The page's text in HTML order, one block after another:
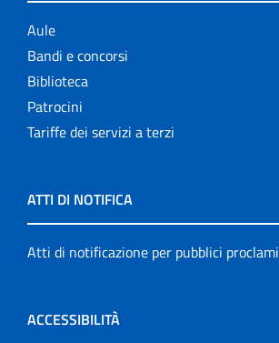
Aule
Bandi e concorsi
Biblioteca
Patrocini
Tariffe dei servizi a terzi
ATTI DI NOTIFICA
Atti di notificazione per pubblici proclami
ACCESSIBILITÀ